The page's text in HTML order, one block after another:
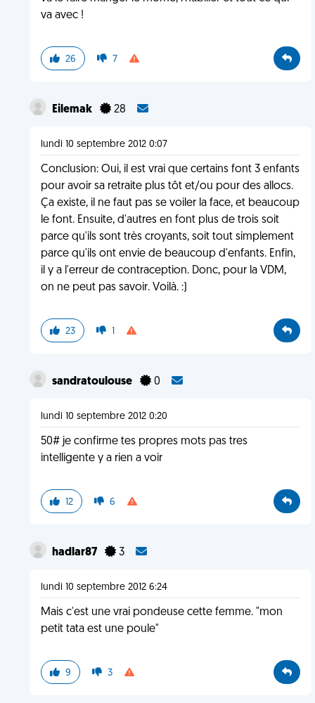
va avec !
26 7
Eilemak 28
lundi 10 septembre 2012 0:07
Conclusion: Oui, il est vrai que certains font 3 enfants
pour avoir sa retraite plus tôt et/ou pour des allocs.
Ça existe, il ne faut pas se voiler la face, et beaucoup
le font. Ensuite, d'autres en font plus de trois soit
parce qu'ils sont très croyants, soit tout simplement
parce qu'ils ont envie de beaucoup d'enfants. Enfin,
il y a l'erreur de contraception. Donc, pour la VDM,
on ne peut pas savoir. Voilà. :)
23 1
sandratoulouse 0
lundi 10 septembre 2012 0:20
50# je confirme tes propres mots pas tres
intelligente y a rien a voir
12 6
hadlar87 3
lundi 10 septembre 2012 6:24
Mais c'est une vrai pondeuse cette femme. "mon
petit tata est une poule"
9 3